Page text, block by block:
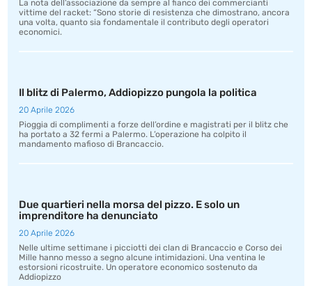
La nota dell’associazione da sempre al fianco dei commercianti
vittime del racket: “Sono storie di resistenza che dimostrano, ancora
una volta, quanto sia fondamentale il contributo degli operatori
economici.
Il blitz di Palermo, Addiopizzo pungola la politica
20 Aprile 2026
Pioggia di complimenti a forze dell’ordine e magistrati per il blitz che
ha portato a 32 fermi a Palermo. L’operazione ha colpito il
mandamento mafioso di Brancaccio.
Due quartieri nella morsa del pizzo. E solo un
imprenditore ha denunciato
20 Aprile 2026
Nelle ultime settimane i picciotti dei clan di Brancaccio e Corso dei
Mille hanno messo a segno alcune intimidazioni. Una ventina le
estorsioni ricostruite. Un operatore economico sostenuto da
Addiopizzo